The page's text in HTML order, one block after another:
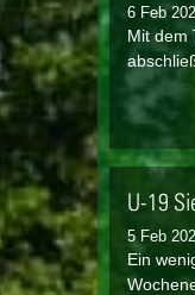
6 Feb
Mit dem
U-19
5 Feb
Ein